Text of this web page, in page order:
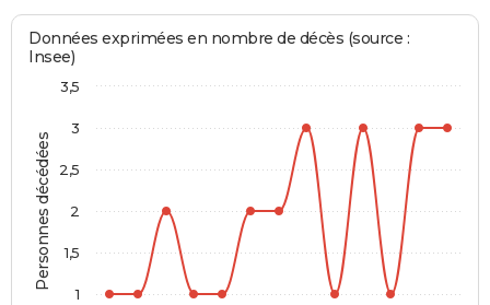
Personnes décédées
Données exprimées en nombre de décès (source :
Insee)
1
1,5
2
2,5
3
3,5